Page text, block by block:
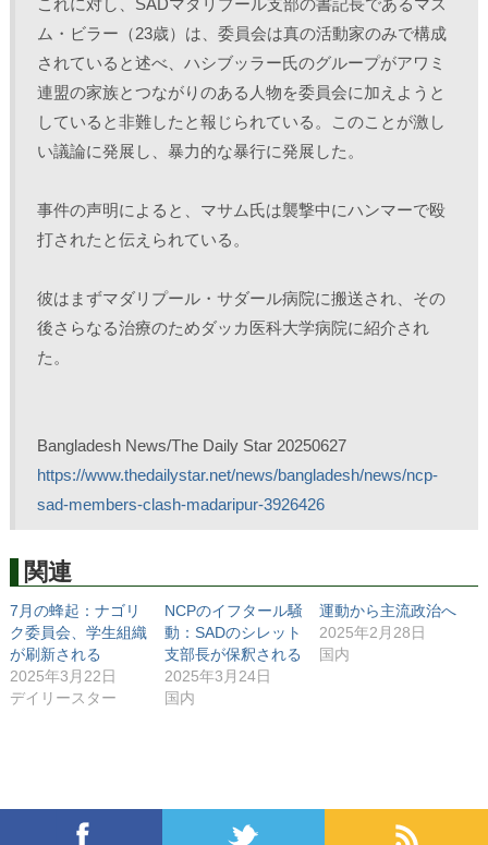
これに対し、SADマダリプール支部の書記長であるマス
ム・ビラー（23歳）は、委員会は真の活動家のみで構成
されていると述べ、ハシブッラー氏のグループがアワミ
連盟の家族とつながりのある人物を委員会に加えようと
していると非難したと報じられている。このことが激し
い議論に発展し、暴力的な暴行に発展した。
事件の声明によると、マサム氏は襲撃中にハンマーで殴
打されたと伝えられている。
彼はまずマダリプール・サダール病院に搬送され、その
後さらなる治療のためダッカ医科大学病院に紹介され
た。
Bangladesh News/The Daily Star 20250627
https://www.thedailystar.net/news/bangladesh/news/ncp-
sad-members-clash-madaripur-3926426
関連
7月の蜂起：ナゴリ
ク委員会、学生組織
が刷新される
2025年3月22日
デイリースター
NCPのイフタール騒
動：SADのシレット
支部長が保釈される
2025年3月24日
国内
運動から主流政治へ
2025年2月28日
国内